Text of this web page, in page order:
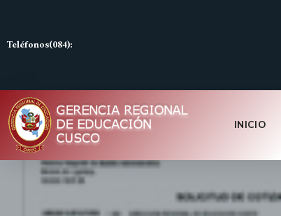
Teléfonos(084):
INICIO